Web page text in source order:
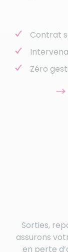
Contrat
Zéro
Sorties,
assurons
en perte